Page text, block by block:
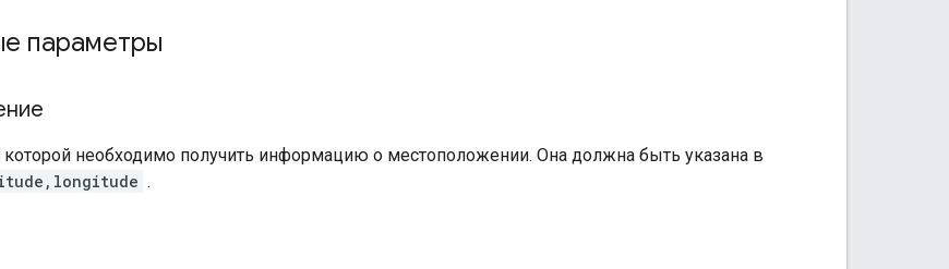
параметры
которой необходимо получить информацию о местоположении. Она должна быть указана в
.